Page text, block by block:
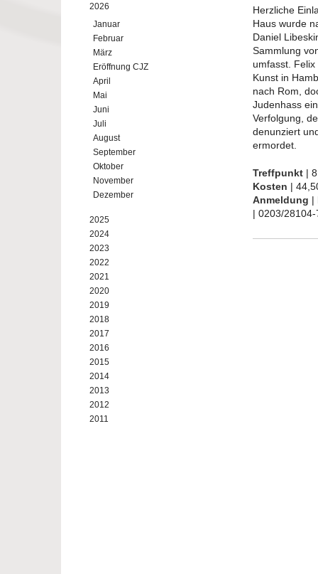
2026
Januar
Februar
März
Eröffnung CJZ
April
Mai
Juni
Juli
August
September
Oktober
November
Dezember
2025
2024
2023
2022
2021
2020
2019
2018
2017
2016
2015
2014
2013
2012
2011
Herzliche
Haus wurde
Daniel
Sammlung
umfasst.
Kunst in
nach Rom,
Judenhass
Verfolgung,
denunziert
ermordet.
Treffpunkt |
Kosten |
Anmeldung |
| 0203/